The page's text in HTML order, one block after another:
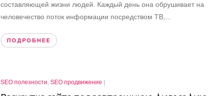
составляющей жизни людей. Каждый день она обрушивает на
человечество поток информации посредством ТВ,...
ПОДРОБНЕЕ
SEO полезности,SEO продвижение